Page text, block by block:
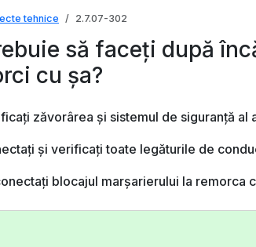
tehnice 2.7.07-302
să faceţi după
cu şa?
zăvorârea şi sistemul de siguranţă al
şi verificaţi toate legăturile de
blocajul marşarierului la remorca